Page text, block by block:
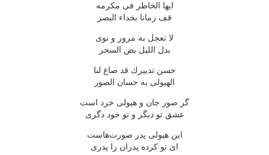
ایها الخاطر فی مكرمه
قف زمانا بخداء البصر
لا تعجل به مرور و نوی
بدل اللیل بض السحر
حسن تدبیرك قد صاغ لنا
الهیولی به حسان الصور
گر صور جان و هیولی خرد است
عشق تو دیگر و تو خود دگری
این هیولی پدر صورت‌هاست
ای تو كرده پدران را پدری